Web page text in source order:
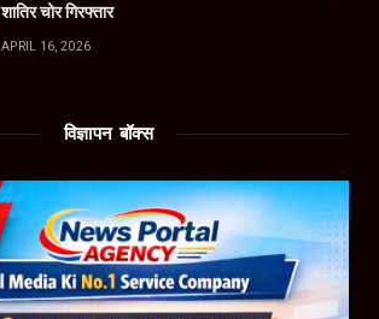
शातिर चोर गिरफ्तार
APRIL 16, 2026
विज्ञापन बॉक्स